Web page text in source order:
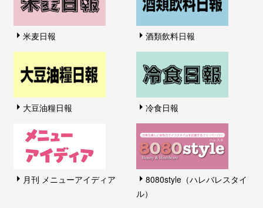
米麦日報 酒類飲料日報
大豆油糧日報 冷食日報
月刊 メニューアイディア
8080style（ハレバレスタイ
ル）